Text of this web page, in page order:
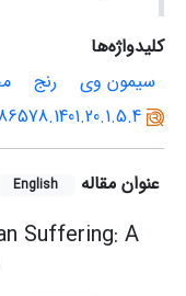
کلیدواژه‌ها
سیمون وی
رنج
عنوان مقاله English
Suffering: A